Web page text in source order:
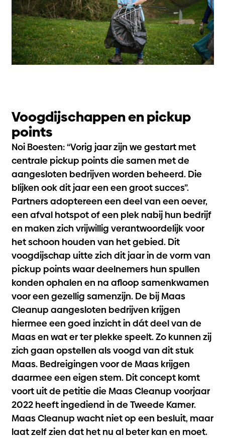
Voogdijschappen en pickup
points
Noi Boesten: “Vorig jaar zijn we gestart met
centrale pickup points die samen met de
aangesloten bedrijven worden beheerd. Die
blijken ook dit jaar een een groot succes”.
Partners adoptereen een deel van een oever,
een afval hotspot of een plek nabij hun bedrijf
en maken zich vrijwillig verantwoordelijk voor
het schoon houden van het gebied. Dit
voogdijschap uitte zich dit jaar in de vorm van
pickup points waar deelnemers hun spullen
konden ophalen en na afloop samenkwamen
voor een gezellig samenzijn. De bij Maas
Cleanup aangesloten bedrijven krijgen
hiermee een goed inzicht in dát deel van de
Maas en wat er ter plekke speelt. Zo kunnen zij
zich gaan opstellen als voogd van dit stuk
Maas. Bedreigingen voor de Maas krijgen
daarmee een eigen stem. Dit concept komt
voort uit de petitie die Maas Cleanup voorjaar
2022 heeft ingediend in de Tweede Kamer.
Maas Cleanup wacht niet op een besluit, maar
laat zelf zien dat het nu al beter kan en moet.